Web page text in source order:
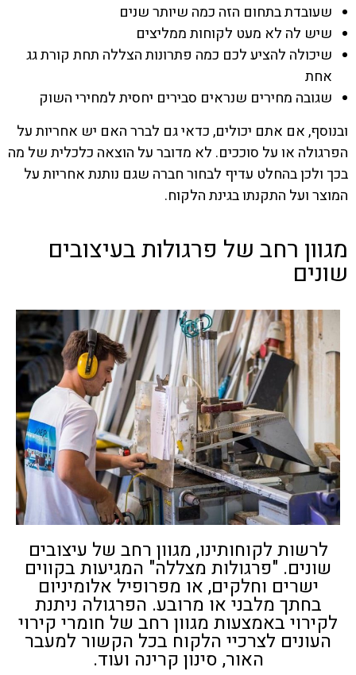
שעובדת בתחום הזה כמה שיותר שנים
שיש לה לא מעט לקוחות ממליצים
שיכולה להציע לכם כמה פתרונות הצללה תחת קורת גג
אחת
שגובה מחירים שנראים סבירים יחסית למחירי השוק
ובנוסף, אם אתם יכולים, כדאי גם לברר האם יש אחריות על
הפרגולה או על סוככים. לא מדובר על הוצאה כלכלית של מה
בכך ולכן בהחלט עדיף לבחור חברה שגם נותנת אחריות על
המוצר ועל התקנתו בגינת הלקוח.
מגוון רחב של פרגולות בעיצובים
שונים
לרשות לקוחותינו, מגוון רחב של עיצובים
שונים. "פרגולות מצללה" המגיעות בקווים
ישרים וחלקים, או מפרופיל אלומיניום
בחתך מלבני או מרובע. הפרגולה ניתנת
לקירוי באמצעות מגוון רחב של חומרי קירוי
העונים לצרכיי הלקוח בכל הקשור למעבר
האור, סינון קרינה ועוד.